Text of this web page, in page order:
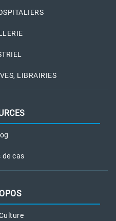
LIBRAIRIES
de cas